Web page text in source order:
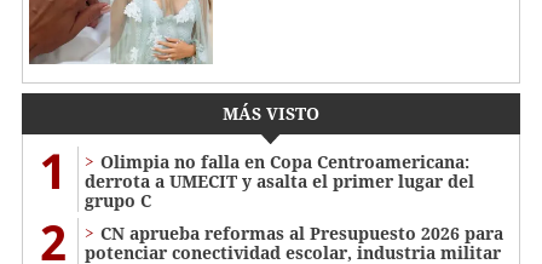
MÁS VISTO
1
Olimpia no falla en Copa Centroamericana:
derrota a UMECIT y asalta el primer lugar del
grupo C
2
CN aprueba reformas al Presupuesto 2026 para
potenciar conectividad escolar, industria militar